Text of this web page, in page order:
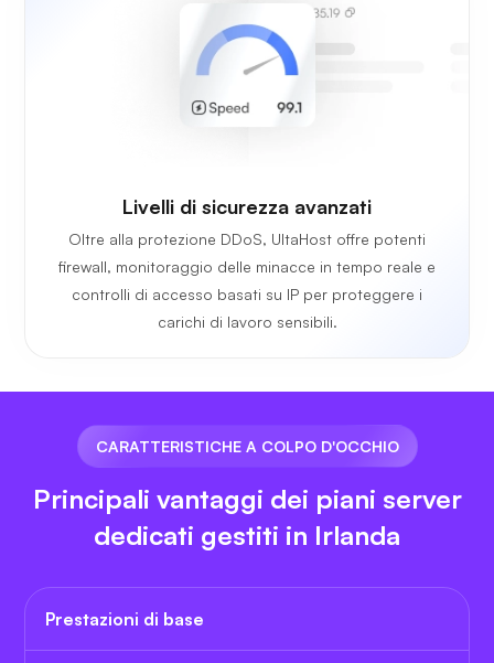
Livelli di sicurezza avanzati
Oltre alla protezione DDoS, UltaHost offre potenti
firewall, monitoraggio delle minacce in tempo reale e
controlli di accesso basati su IP per proteggere i
carichi di lavoro sensibili.
CARATTERISTICHE A COLPO D'OCCHIO
Principali vantaggi dei piani server
dedicati gestiti in Irlanda
Prestazioni di base